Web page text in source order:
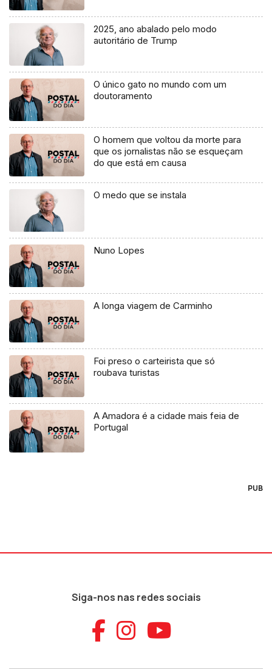
2025, ano abalado pelo modo
autoritário de Trump
O único gato no mundo com um
doutoramento
O homem que voltou da morte para
que os jornalistas não se esqueçam
do que está em causa
O medo que se instala
Nuno Lopes
A longa viagem de Carminho
Foi preso o carteirista que só
roubava turistas
A Amadora é a cidade mais feia de
Portugal
PUB
Siga-nos nas redes sociais
Aceder ao
Aceder ao
Aceder